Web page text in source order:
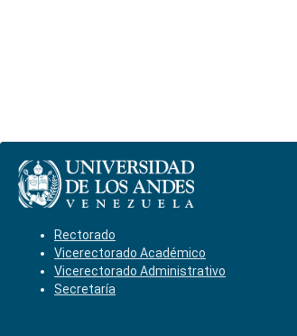
Rectorado
Vicerectorado Académico
Vicerectorado Administrativo
Secretaría